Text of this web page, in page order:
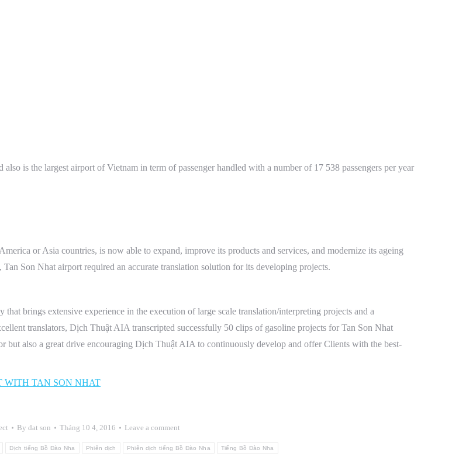
is the largest airport of Vietnam in term of passenger handled with a number of 17 538 passengers per year
or Asia countries, is now able to expand, improve its products and services, and modernize its ageing
Son Nhat airport required an accurate translation solution for its developing projects.
that brings extensive experience in the execution of large scale translation/interpreting projects and a
translators, Dịch Thuật AIA transcripted successfully 50 clips of gasoline projects for Tan Son Nhat
also a great drive encouraging Dịch Thuật AIA to continuously develop and offer Clients with the best-
WITH TAN SON NHAT
By dat son Tháng 10 4, 2016 Leave a comment
Dịch tiếng Bồ Đào Nha Phiên dịch Phiên dịch tiếng Bồ Đào Nha Tiếng Bồ Đào Nha